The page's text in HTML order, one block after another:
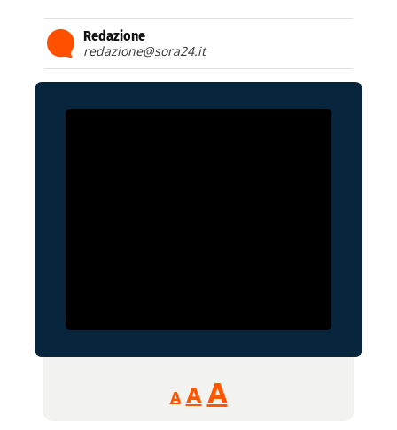
Redazione
redazione@sora24.it
A
Reducir
tamaño
A Restablecer
AAumentar